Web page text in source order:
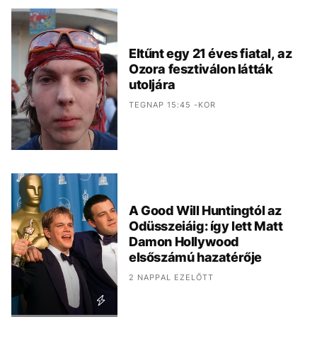
Eltűnt egy 21 éves fiatal, az
Ozora fesztiválon látták
utoljára
TEGNAP 15:45 -KOR
A Good Will Huntingtól az
Odüsszeiáig: így lett Matt
Damon Hollywood
elsőszámú hazatérője
2 NAPPAL EZELŐTT